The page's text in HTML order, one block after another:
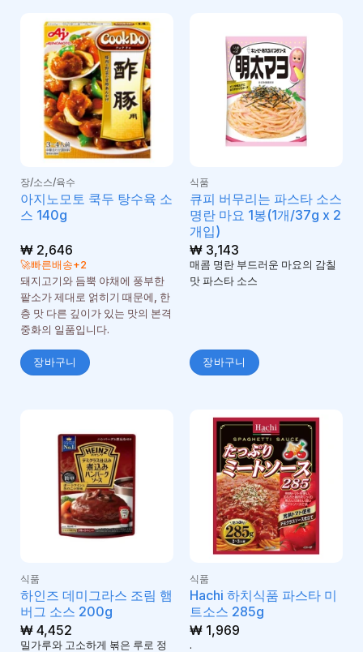
장/소스/육수
아지노모토 쿡두 탕수육 소
스 140g
₩2,646
🚀빠른배송+2
돼지고기와 듬뿍 야채에 풍부한
팥소가 제대로 얽히기 때문에, 한
층 맛 다른 깊이가 있는 맛의 본격
중화의 일품입니다.
장바구니
식품
큐피 버무리는 파스타 소스
명란 마요 1봉(1개/37g x 2
개입)
₩3,143
매콤 명란 부드러운 마요의 감칠
맛 파스타 소스
장바구니
식품
하인즈 데미그라스 조림 햄
버그 소스 200g
₩4,452
밀가루와 고소하게 볶은 루로 정
식품
Hachi 하치식품 파스타 미
트소스 285g
₩1,969
.